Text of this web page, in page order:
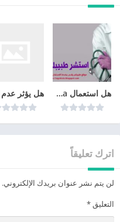
هل استعمال cyclo-progynova يمنع الحمل؟
اترك تعليقاً
لن يتم نشر عنوان بريدك الإلكتروني.
التعليق *